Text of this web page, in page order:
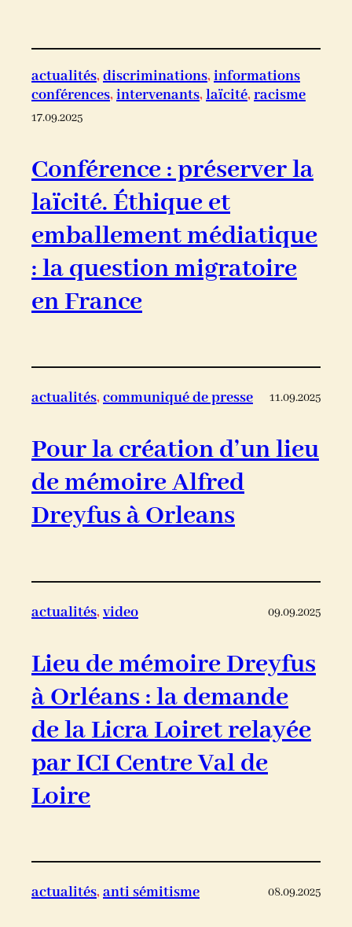
actualités, discriminations, informations
conférences, intervenants, laïcité, racisme
17.09.2025
Conférence : préserver la
laïcité. Éthique et
emballement médiatique
: la question migratoire
en France
actualités, communiqué de presse 11.09.2025
Pour la création d’un lieu
de mémoire Alfred
Dreyfus à Orleans
actualités, video 09.09.2025
Lieu de mémoire Dreyfus
à Orléans : la demande
de la Licra Loiret relayée
par ICI Centre Val de
Loire
actualités, anti sémitisme 08.09.2025